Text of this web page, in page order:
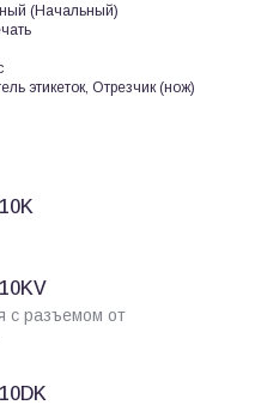
(Начальный)
этикеток, Отрезчик (нож)
с разъемом от